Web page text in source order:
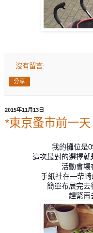
沒有留言:
分享
2015年11月13日
*東京蚤市前一天
我的攤位是
這次最對的選擇
活動會
手紙社在—柴崎
簡單布展完去
趕緊再